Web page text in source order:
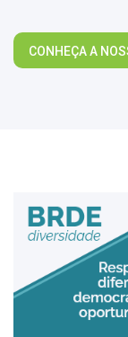
CONHEÇA A